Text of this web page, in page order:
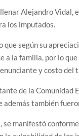
Alejandro Vidal,
los imputados.
según su
a la familia, por lo
y costo
de la Comunidad
también
manifestó